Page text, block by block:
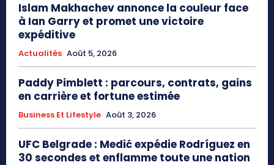
Islam Makhachev annonce la couleur face
à Ian Garry et promet une victoire
expéditive
Actualités Août 5, 2026
Paddy Pimblett : parcours, contrats, gains
en carrière et fortune estimée
Business Et Lifestyle Août 3, 2026
UFC Belgrade : Medić expédie Rodríguez en
30 secondes et enflamme toute une nation